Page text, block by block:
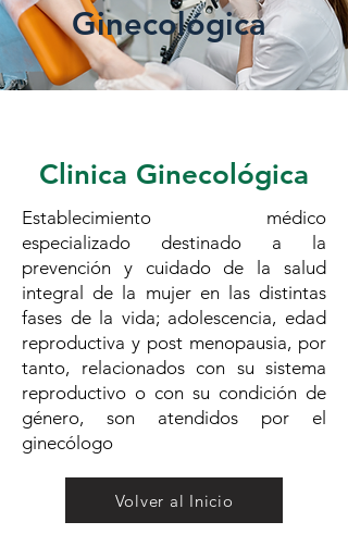
Ginecológica
Clinica Ginecológica
Establecimiento médico
especializado destinado a la
prevención y cuidado de la salud
integral de la mujer en las distintas
fases de la vida; adolescencia, edad
reproductiva y post menopausia, por
tanto, relacionados con su sistema
reproductivo o con su condición de
género, son atendidos por el
ginecólogo
Volver al Inicio